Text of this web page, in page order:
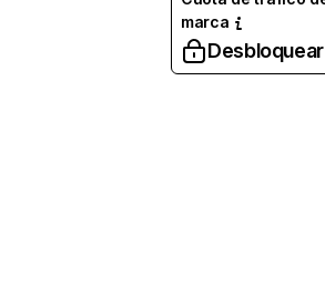
marca
Desbloquear